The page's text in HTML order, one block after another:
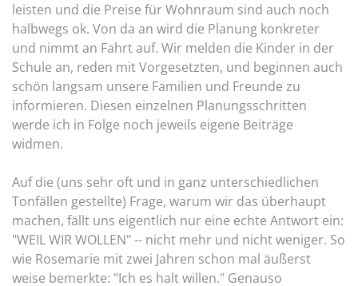
leisten und die Preise für Wohnraum sind auch noch
halbwegs ok. Von da an wird die Planung konkreter
und nimmt an Fahrt auf. Wir melden die Kinder in der
Schule an, reden mit Vorgesetzten, und beginnen auch
schön langsam unsere Familien und Freunde zu
informieren. Diesen einzelnen Planungsschritten
werde ich in Folge noch jeweils eigene Beiträge
widmen.
Auf die (uns sehr oft und in ganz unterschiedlichen
Tonfällen gestellte) Frage, warum wir das überhaupt
machen, fällt uns eigentlich nur eine echte Antwort ein:
"WEIL WIR WOLLEN" -- nicht mehr und nicht weniger. So
wie Rosemarie mit zwei Jahren schon mal äußerst
weise bemerkte: "Ich es halt willen." Genauso